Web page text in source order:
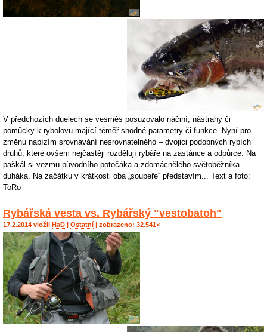
V předchozích duelech se vesměs posuzovalo náčiní, nástrahy či
pomůcky k rybolovu mající téměř shodné parametry či funkce. Nyní pro
změnu nabízím srovnávání nesrovnatelného – dvojici podobných rybích
druhů, které ovšem nejčastěji rozdělují rybáře na zastánce a odpůrce. Na
paškál si vezmu původního potočáka a zdomácnělého světoběžníka
duháka. Na začátku v krátkosti oba „soupeře“ představím... Text a foto:
ToRo
Rybářská vesta vs. Rybářský "vestobatoh"
17.2.2014 vložil HaD | Ostatní | zobrazeno: 32.541×